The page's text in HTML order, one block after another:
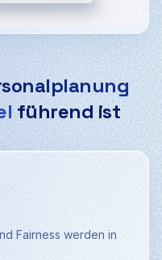
Dashboards: KI-
führend ist
Fairness werden in